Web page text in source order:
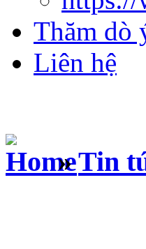
Thăm dò
Liên hệ
» Tin